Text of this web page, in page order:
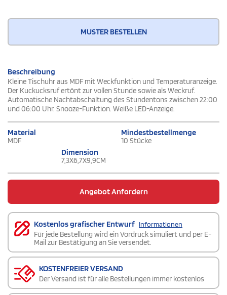
MUSTER BESTELLEN
Beschreibung
Kleine Tischuhr aus MDF mit Weckfunktion und Temperaturanzeige.
Der Kuckucksruf ertönt zur vollen Stunde sowie als Weckruf.
Automatische Nachtabschaltung des Stundentons zwischen 22:00
und 06:00 Uhr. Snooze-Funktion. Weiße LED-Anzeige.
Material
MDF
Mindestbestellmenge
10 Stücke
Dimension
7,3X6,7X9,9CM
Angebot Anfordern
Kostenlos grafischer Entwurf Informationen
Für jede Bestellung wird ein Vordruck simuliert und per E-
Mail zur Bestätigung an Sie versendet.
KOSTENFREIER VERSAND
Der Versand ist für alle Bestellungen immer kostenlos